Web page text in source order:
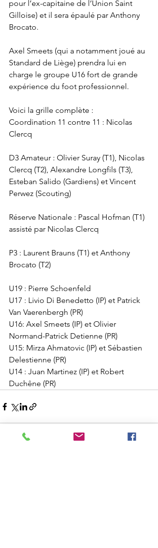
pour l’ex-capitaine de l’Union Saint
Gilloise) et il sera épaulé par Anthony
Brocato.
Axel Smeets (qui a notamment joué au
Standard de Liège) prendra lui en
charge le groupe U16 fort de grande
expérience du foot professionnel.
Voici la grille complète :
Coordination 11 contre 11 : Nicolas
Clercq
D3 Amateur : Olivier Suray (T1), Nicolas
Clercq (T2), Alexandre Longfils (T3),
Esteban Salido (Gardiens) et Vincent
Perwez (Scouting)
Réserve Nationale : Pascal Hofman (T1)
assisté par Nicolas Clercq
P3 : Laurent Brauns (T1) et Anthony
Brocato (T2)
U19 : Pierre Schoenfeld
U17 : Livio Di Benedetto (IP) et Patrick
Van Vaerenbergh (PR)
U16: Axel Smeets (IP) et Olivier
Normand-Patrick Detienne (PR)
U15: Mirza Ahmatovic (IP) et Sébastien
Delestienne (PR)
U14 : Juan Martinez (IP) et Robert
Duchêne (PR)